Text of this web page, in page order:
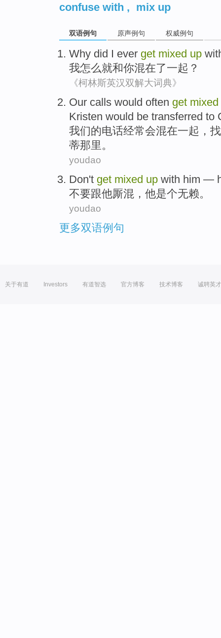
confuse with , mix up
双语例句 原声例句 权威例句
Why did I ever get mixed up
我怎么就和你混在了一起？
《柯林斯英汉双解大词典》
Our calls would often get mixed
Kristen would be transferred to
我们的电话经常会混在一起 ， 找
蒂那里。
youdao
Don't get mixed up with him —
不要跟他厮混， 他是个无赖。
youdao
更多双语例句
关于有道 Investors 有道智选 官方博客 技术博客 诚聘英才